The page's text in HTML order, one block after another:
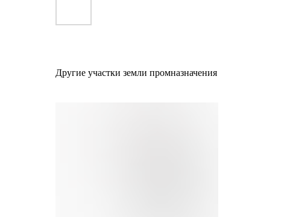
Другие участки земли промназначения